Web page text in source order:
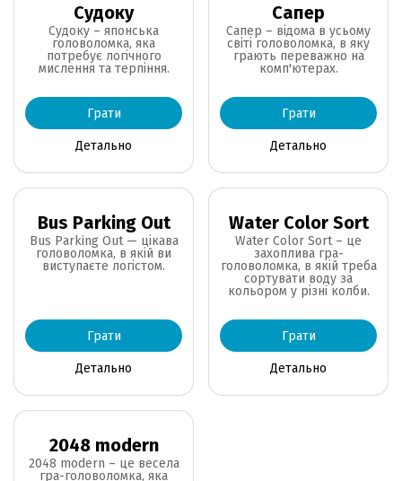
Судоку
Судоку – японська
головоломка, яка
потребує логічного
мислення та терпіння.
Детально
Грати
Сапер
Сапер – відома в усьому
світі головоломка, в яку
грають переважно на
комп'ютерах.
Детально
Грати
Bus Parking Out
Bus Parking Out — цікава
головоломка, в якій ви
виступаєте логістом.
Детально
Грати
Water Color Sort
Water Color Sort – це
захоплива гра-
головоломка, в якій треба
сортувати воду за
кольором у різні колби.
Детально
Грати
2048 modern
2048 modern – це весела
гра-головоломка, яка